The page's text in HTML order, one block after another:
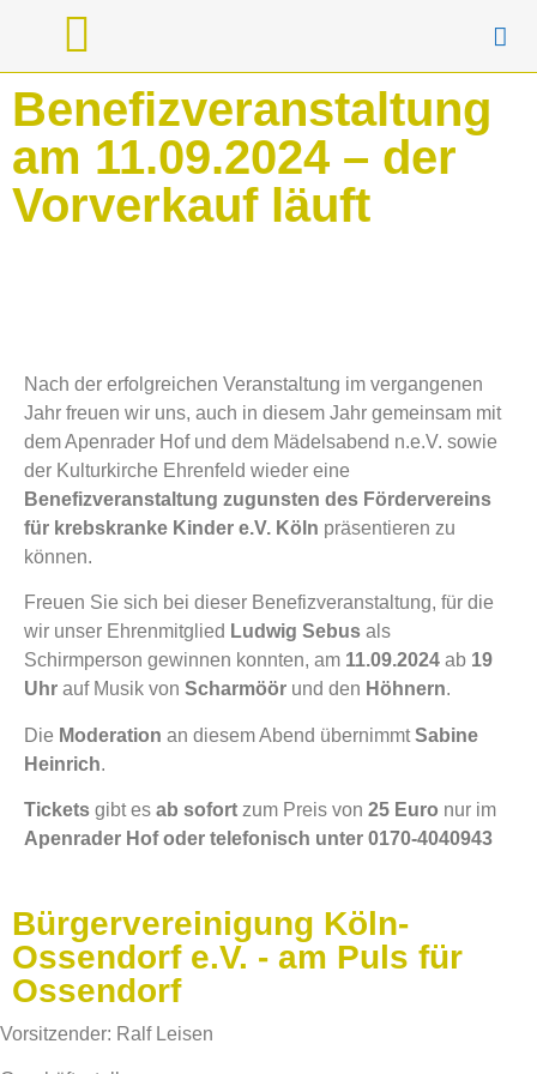
Benefizveranstaltung
am 11.09.2024 – der
Vorverkauf läuft
Nach der erfolgreichen Veranstaltung im vergangenen
Jahr freuen wir uns, auch in diesem Jahr gemeinsam mit
dem Apenrader Hof und dem Mädelsabend n.e.V. sowie
der Kulturkirche Ehrenfeld wieder eine
Benefizveranstaltung zugunsten des Fördervereins
für krebskranke Kinder e.V. Köln präsentieren zu
können.
Freuen Sie sich bei dieser Benefizveranstaltung, für die
wir unser Ehrenmitglied Ludwig Sebus als
Schirmperson gewinnen konnten, am 11.09.2024 ab 19
Uhr auf Musik von Scharmöör und den Höhnern.
Die Moderation an diesem Abend übernimmtSabine
Heinrich.
Tickets gibt es ab sofort zum Preis von 25 Euro nur im
Apenrader Hof oder telefonisch unter 0170-4040943
Bürgervereinigung Köln-
Ossendorf e.V. - am Puls für
Ossendorf
Vorsitzender: Ralf Leisen